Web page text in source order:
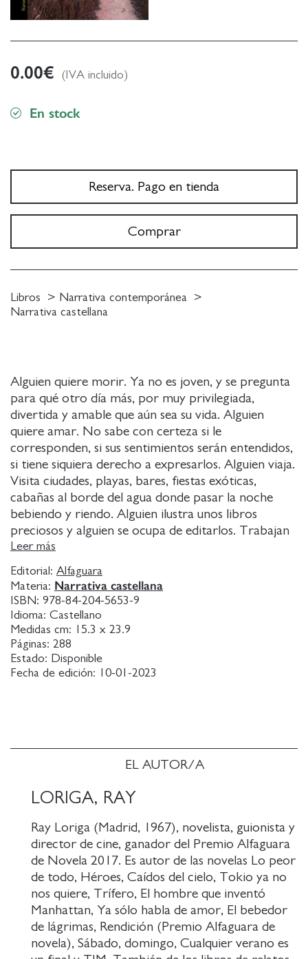
EL AUTOR/A
LORIGA, RAY
Ray Loriga (Madrid, 1967), novelista, guionista y
director de cine, ganador del Premio Alfaguara
de Novela 2017. Es autor de las novelas Lo peor
de todo, Héroes, Caídos del cielo, Tokio ya no
nos quiere, Trífero, El hombre que inventó
Manhattan, Ya sólo habla de amor, El bebedor
de lágrimas, Rendición (Premio Alfaguara de
novela), Sábado, domingo, Cualquier verano es
Alguien quiere morir. Ya no es joven, y se pregunta
para qué otro día más, por muy privilegiada,
divertida y amable que aún sea su vida. Alguien
quiere amar. No sabe con certeza si le
corresponden, si sus sentimientos serán entendidos,
si tiene siquiera derecho a expresarlos. Alguien viaja.
Visita ciudades, playas, bares, fiestas exóticas,
cabañas al borde del agua donde pasar la noche
bebiendo y riendo. Alguien ilustra unos libros
preciosos y alguien se ocupa de editarlos. Trabajan
sin prisas, con admiración mutua, con cierta
sensación decadente de existir en un mundo que
desaparece. Alguien ha tenido un grave problema
de salud, se levanta despacio, se tienta la ropa y
decide aprovechar la segunda oportunidad. Alguien
gusta, despierta deseo, está siempre de paso en la
vida de los demás, sonríe, paga la cena. Alguien es el
mejor amigo y la persona favorita de otro. Alguien
quiere morir.
final de la juventud. Una novela en la que se habla de
la muerte brindando por la vida. Una novela sobre
llegue el invierno.
Leer más
Editorial: Alfaguara
Materia: Narrativa castellana
ISBN: 978-84-204-5653-9
Idioma: Castellano
Medidas cm:
15.3 x 23.9
Páginas: 288
Estado: Disponible
Fecha de edición:
10-01-2023
0.00€ (IVA incluido)
En stock
Reserva. Pago en tienda
Comprar
Libros
Narrativa contemporánea
Narrativa castellana